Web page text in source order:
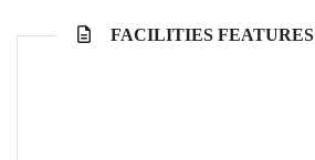
FACILITIES FEATURES